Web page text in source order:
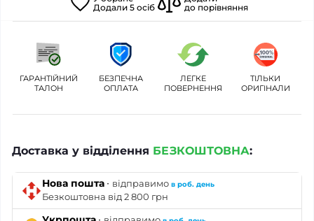
Додали 5осіб
до порівняння
ГАРАНТІЙНИЙ
ТАЛОН
БЕЗПЕЧНА
ОПЛАТА
ЛЕГКЕ
ПОВЕРНЕННЯ
ТІЛЬКИ
ОРИГІНАЛИ
Доставка у відділення БЕЗКОШТОВНА:
Нова пошта · відправимо в роб. день
Безкоштовна від 2 800 грн